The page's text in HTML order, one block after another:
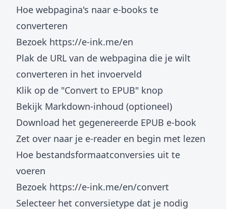
Hoe webpagina's naar e-books te
converteren
Bezoek https://e-ink.me/en
Plak de URL van de webpagina die je wilt
converteren in het invoerveld
Klik op de "Convert to EPUB" knop
Bekijk Markdown-inhoud (optioneel)
Download het gegenereerde EPUB e-book
Zet over naar je e-reader en begin met lezen
Hoe bestandsformaatconversies uit te
voeren
Bezoek https://e-ink.me/en/convert
Selecteer het conversietype dat je nodig